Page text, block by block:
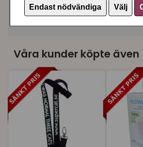
Endast nödvändiga Välj
Litter Locker
Våra kunder köpte även